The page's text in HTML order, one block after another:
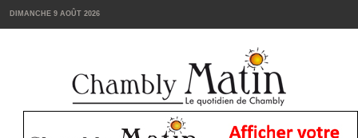
DIMANCHE 9 AOÛT 2026